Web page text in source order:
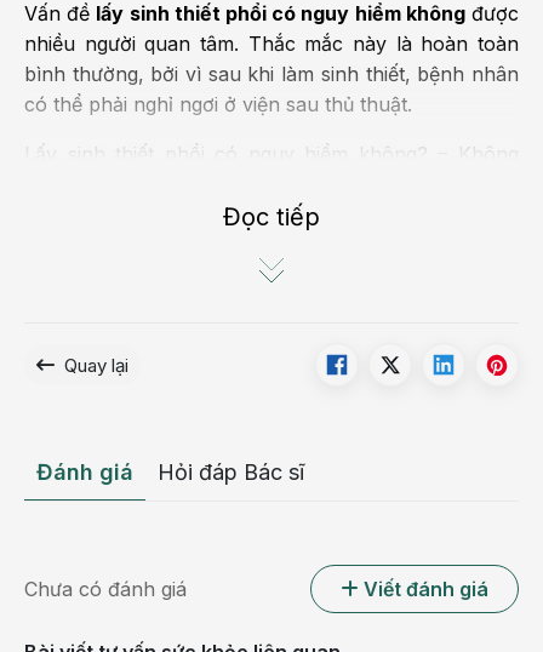
Vấn đề lấy sinh thiết phổi có nguy hiểm khôngđược
nhiều người quan tâm. Thắc mắc này là hoàn toàn
bình thường, bởi vì sau khi làm sinh thiết, bệnh nhân
có thể phải nghỉ ngơi ở viện sau thủ thuật.
Lấy sinh thiết phổi có nguy hiểm không? – Không
Sự phát sinh này còn tùy thuộc vào nhiều yếu tố: cơ
Đọc tiếp
Quay lại
Đánh giá Hỏi đáp Bác sĩ
Chưa có đánh giá Viết đánh giá